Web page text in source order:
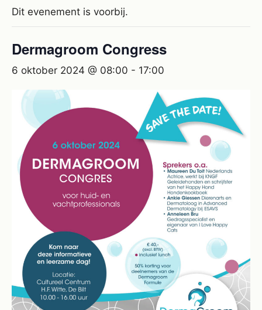
Dit evenement is voorbij.
Dermagroom Congress
6 oktober 2024 @ 08:00 - 17:00